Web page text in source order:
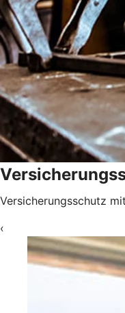
Versicherungsschutz
‹